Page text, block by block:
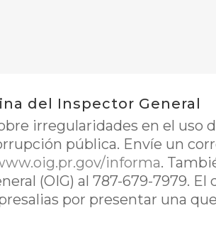
del Inspector General
irregularidades en el uso
pública. Envíe un
informa.
(OIG) al 787-679-7979.
por presentar una